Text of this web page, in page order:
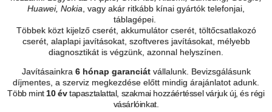
Huawei, Nokia , vagy akár ritkább kínai gyártók telefonjai,
táblagépei.
Többek közt kijelző cserét, akkumulátor cserét, töltőcsatlakozó
cserét, alaplapi javításokat, szoftveres javításokat, mélyebb
diagnosztikát is végzünk, azonnal helyszínen.
Javításainkra 6 hónap garanciátvállalunk. Bevizsgálásunk
díjmentes, a szerviz megkezdése előtt mindig árajánlatot adunk.
Több mint 10 évtapasztalattal, szakmai hozzáértéssel várjuk új, és régi
vásárlóinkat.